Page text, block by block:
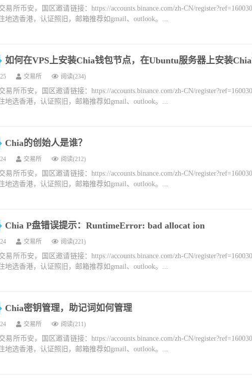
易所币安，国区邀请链接：https://accounts.binance.com/zh-CN/
地选香港，认证照旧，邮箱推荐如gmail、outlook。...
如何在VPS上安装Chia钱包节点，在Ubuntu服务器上安装
交易所 阅读(234)
易所币安，国区邀请链接：https://accounts.binance.com/zh-CN/
地选香港，认证照旧，邮箱推荐如gmail、outlook。...
Chia的创始人是谁？
交易所 阅读(212)
易所币安，国区邀请链接：https://accounts.binance.com/zh-CN/
地选香港，认证照旧，邮箱推荐如gmail、outlook。...
Chia P盘错误提示：RuntimeError: bad allocat ion
交易所 阅读(221)
易所币安，国区邀请链接：https://accounts.binance.com/zh-CN/
地选香港，认证照旧，邮箱推荐如gmail、outlook。...
Chia密钥管理，助记词如何管理
交易所 阅读(211)
易所币安，国区邀请链接：https://accounts.binance.com/zh-CN/
地选香港，认证照旧，邮箱推荐如gmail、outlook。...